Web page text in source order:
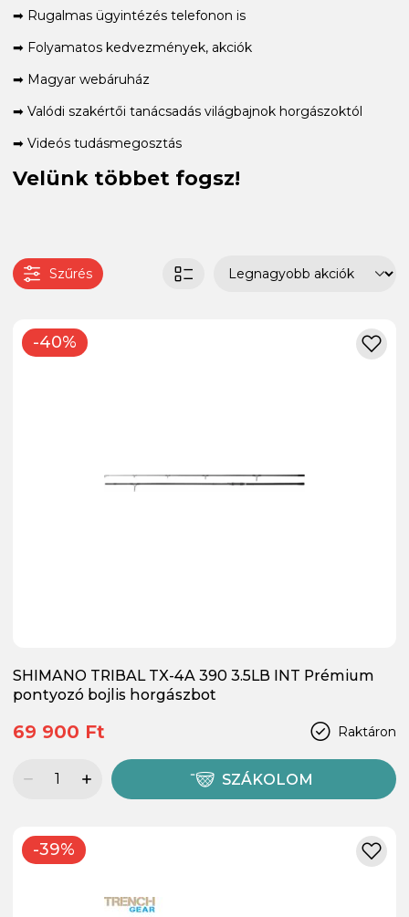
➡ Rugalmas ügyintézés telefonon is
➡ Folyamatos kedvezmények, akciók
➡ Magyar webáruház
➡ Valódi szakértői tanácsadás világbajnok horgászoktól
➡ Videós tudásmegosztás
Velünk többet fogsz!
Szűrés
-40%
SHIMANO TRIBAL TX-4A 390 3.5LB INT Prémium
pontyozó bojlis horgászbot
Raktáron
69 900 Ft
SZÁKOLOM
-39%